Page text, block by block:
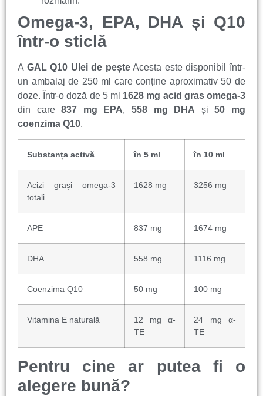
Omega-3, EPA, DHA și Q10
într-o sticlă
A GAL Q10 Ulei de peșteAcesta este disponibil într-
un ambalaj de 250 ml care conține aproximativ 50 de
doze. Într-o doză de 5 ml 1628 mg acid gras omega-3
din care837 mg EPA,558 mg DHA și50 mg
coenzima Q10.
Substanța activă în 5 ml în 10 ml
Acizi grași omega-3
totali
1628 mg 3256 mg
APE 837 mg 1674 mg
DHA 558 mg 1116 mg
Coenzima Q10 50 mg 100 mg
Vitamina E naturală
12 mg α-
TE
24 mg α-
TE
Pentru cine ar putea fi o
alegere bună?